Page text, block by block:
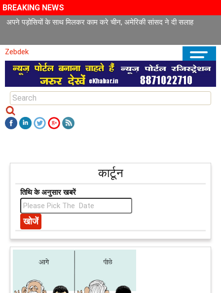
BREAKING NEWS
अपने पड़ोसियों के साथ मिलकर काम करे चीन, अमेरिकी सांसद ने दी सलाह
Zebdek
कार्टून
तिथि के अनुसार खबरें